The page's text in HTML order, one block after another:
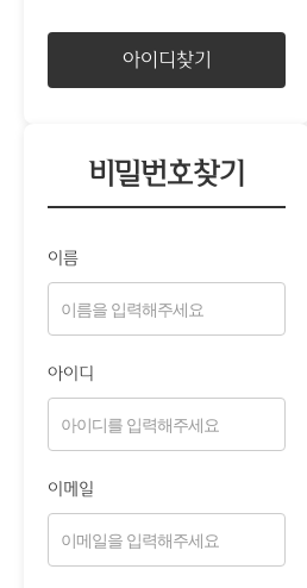
아이디찾기
비밀번호찾기
이름
아이디
이메일